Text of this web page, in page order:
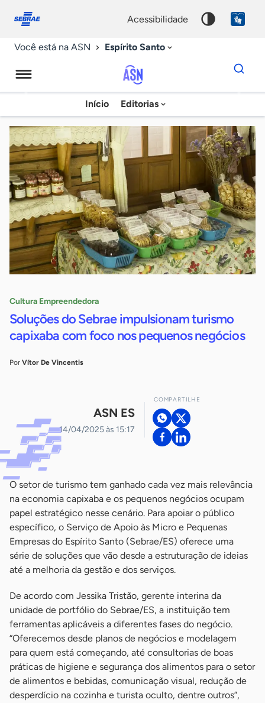
conosco
acessibilidade
Você está na ASN Espírito Santo
Agência
Sebrae
de
Notícias
Início Editorias
Dados
para
chave
Cultura Empreendedora
Soluções do Sebrae impulsionam turismo
capixaba com foco nos pequenos negócios
Por Vítor De Vincentis
ASN ES
14/04/2025 às 15:17
COMPARTILHE
O setor de turismo tem ganhado cada vez mais relevância
na economia capixaba e os pequenos negócios ocupam
papel estratégico nesse cenário. Para apoiar o público
específico, o Serviço de Apoio às Micro e Pequenas
Empresas do Espírito Santo (Sebrae/ES) oferece uma
série de soluções que vão desde a estruturação de ideias
até a melhoria da gestão e dos serviços.
De acordo com Jessika Tristão, gerente interina da
unidade de portfólio do Sebrae/ES, a instituição tem
ferramentas aplicáveis a diferentes fases do negócio.
“Oferecemos desde planos de negócios e modelagem
para quem está começando, até consultorias de boas
práticas de higiene e segurança dos alimentos para o setor
de alimentos e bebidas, comunicação visual, redução de
desperdício na cozinha e turista oculto, dentre outros”,